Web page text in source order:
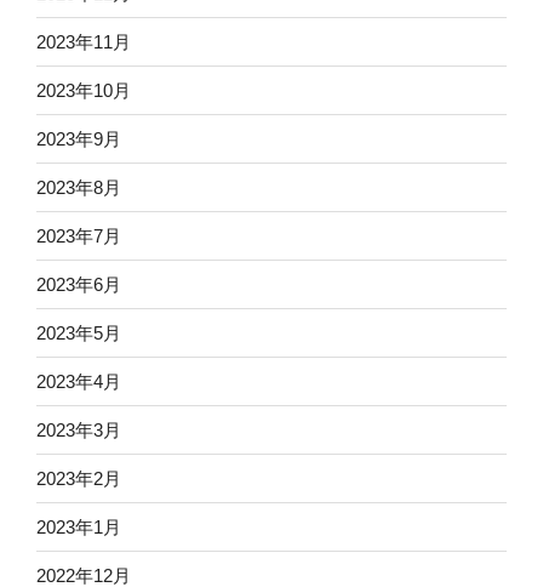
2023年11月
2023年10月
2023年9月
2023年8月
2023年7月
2023年6月
2023年5月
2023年4月
2023年3月
2023年2月
2023年1月
2022年12月